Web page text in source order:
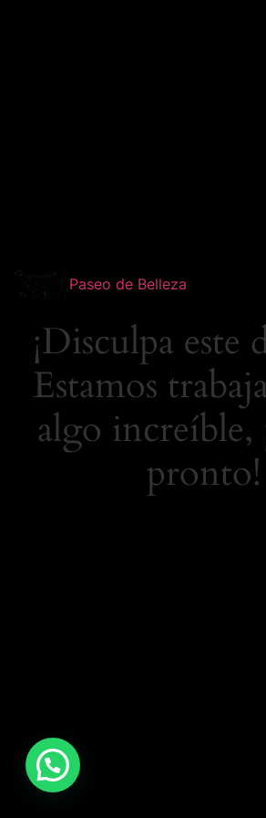
Paseo de Belleza
¡Disculpa este
Estamos
algo increíble,
pronto!